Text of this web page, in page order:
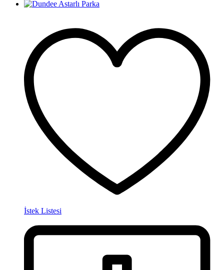
İstek Listesi